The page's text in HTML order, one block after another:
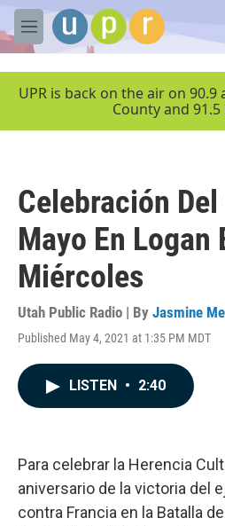
Skip to main content
M
e
UPR is back on the air on
County and 91.5
Celebración
Mayo En Logan
Miércoles
Utah Public Radio | By Jasmine
Published May 4, 2021 at 1:35 PM MDT
LISTEN • 2:40
Para celebrar la Herencia
aniversario de la victoria del
contra Francia en la Batalla